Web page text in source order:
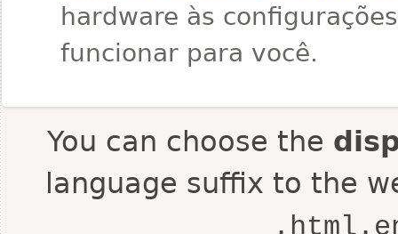
hardware às
funcionar para você.
You can choose the
language suffix to the